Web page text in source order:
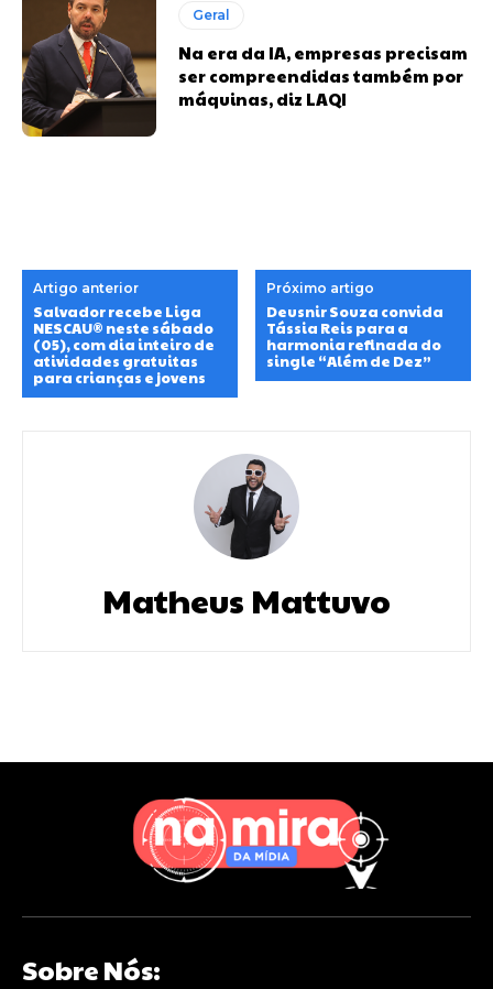
Geral
Na era da IA, empresas precisam
ser compreendidas também por
máquinas, diz LAQI
Artigo anterior
Salvador recebe Liga
NESCAU®️ neste sábado
(05), com dia inteiro de
atividades gratuitas
para crianças e jovens
Próximo artigo
Deusnir Souza convida
Tássia Reis para a
harmonia refinada do
single “Além de Dez”
Matheus Mattuvo
Sobre Nós: